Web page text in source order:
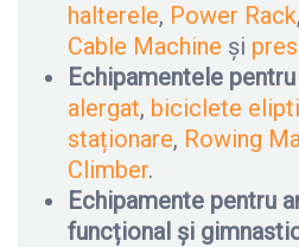
halterele, Power Rack,
Cable Machine și
Echipamentele
alergat, biciclete
staționare, Rowing
Climber.
Echipamente pentru
funcțional și